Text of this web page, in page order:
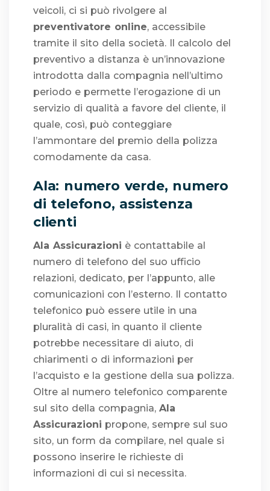
veicoli, ci si può rivolgere al
preventivatore online, accessibile
tramite il sito della società. Il calcolo del
preventivo a distanza è un’innovazione
introdotta dalla compagnia nell’ultimo
periodo e permette l’erogazione di un
servizio di qualità a favore del cliente, il
quale, così, può conteggiare
l’ammontare del premio della polizza
comodamente da casa.
Ala: numero verde, numero
di telefono, assistenza
clienti
Ala Assicurazioni è contattabile al
numero di telefono del suo ufficio
relazioni, dedicato, per l’appunto, alle
comunicazioni con l’esterno. Il contatto
telefonico può essere utile in una
pluralità di casi, in quanto il cliente
potrebbe necessitare di aiuto, di
chiarimenti o di informazioni per
l’acquisto e la gestione della sua polizza.
Oltre al numero telefonico comparente
sul sito della compagnia, Ala
Assicurazioni propone, sempre sul suo
sito, un form da compilare, nel quale si
possono inserire le richieste di
informazioni di cui si necessita.